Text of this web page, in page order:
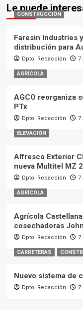
Le puede
CONSTRUCCIÓN
Faresin Industries
distribución para
Dpto. Redacción 7
AGRÍCOLA
AGCO reorganiza
PTx
Dpto. Redacción 7
ELEVACIÓN
Alfresco Exterior
nueva Multitel MZ
Dpto. Redacción 7
AGRÍCOLA
Agrícola
cosechadoras
Dpto. Redacción 7
CARRETERAS
Nuevo sistema de
Dpto. Redacción 7